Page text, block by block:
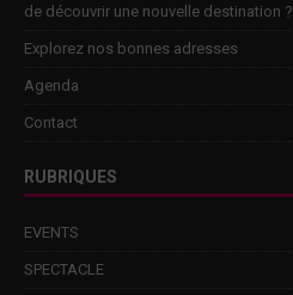
de découvrir une nouvelle destination ?
Explorez nos bonnes adresses
Agenda
Contact
RUBRIQUES
EVENTS
SPECTACLE